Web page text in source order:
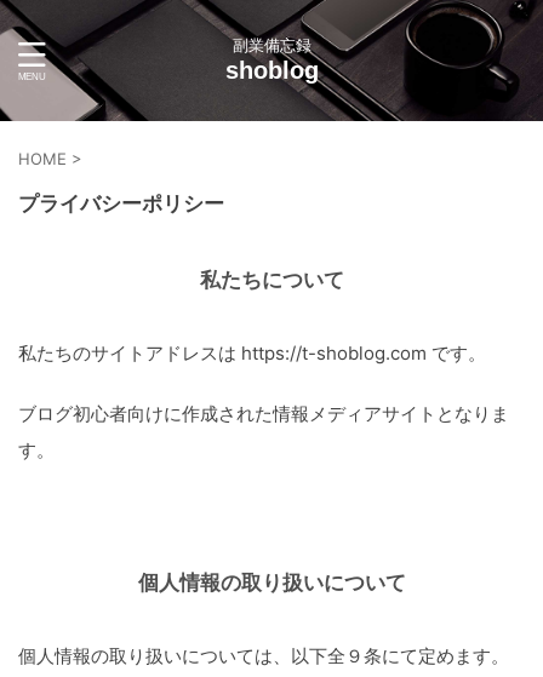
副業備忘録
shoblog
HOME >
プライバシーポリシー
私たちについて
私たちのサイトアドレスは https://t-shoblog.com です。
ブログ初心者向けに作成された情報メディアサイトとなりま
す。
個人情報の取り扱いについて
個人情報の取り扱いについては、以下全９条にて定めます。